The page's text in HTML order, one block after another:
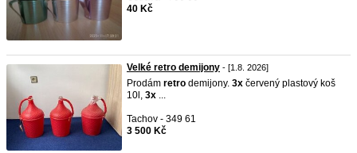
40 Kč
Velké retro demijony - [1.8. 2026]
Prodám retro demijony. 3x červený plastový koš
10l, 3x ...
Tachov - 349 61
3 500 Kč